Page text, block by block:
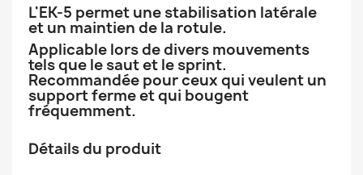
L'EK-5 permet une stabilisation latérale
et un maintien de la rotule.
Applicable lors de divers mouvements
tels que le saut et le sprint.
Recommandée pour ceux qui veulent un
support ferme et qui bougent
fréquemment.
Détails du produit